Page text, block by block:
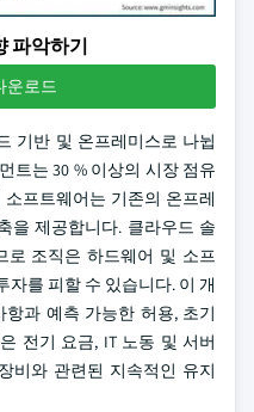
파악하기
운로드
기반 및 온프레미스로 나뉩
트는 30 % 이상의 시장 점유
소프트웨어는 기존의 온프레
을 제공합니다. 클라우드 솔
로 조직은 하드웨어 및 소프
자를 피할 수 있습니다. 이 개
과 예측 가능한 허용, 초기
전기 요금, IT 노동 및 서버
비와 관련된 지속적인 유지